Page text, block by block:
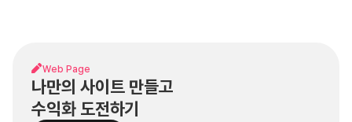
Web Page
나만의 사이트 만들고
수익화 도전하기